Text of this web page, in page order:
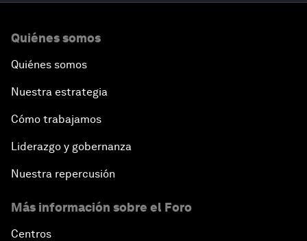
Quiénes somos
Quiénes somos
Nuestra estrategia
Cómo trabajamos
Liderazgo y gobernanza
Nuestra repercusión
Más información sobre el Foro
Centros